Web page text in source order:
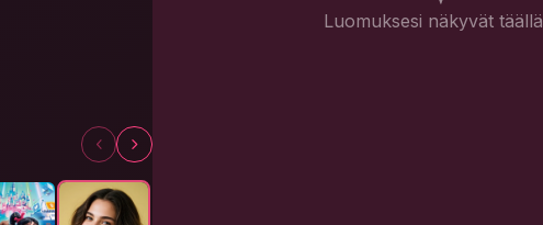
Luomuksesi näkyvät täällä